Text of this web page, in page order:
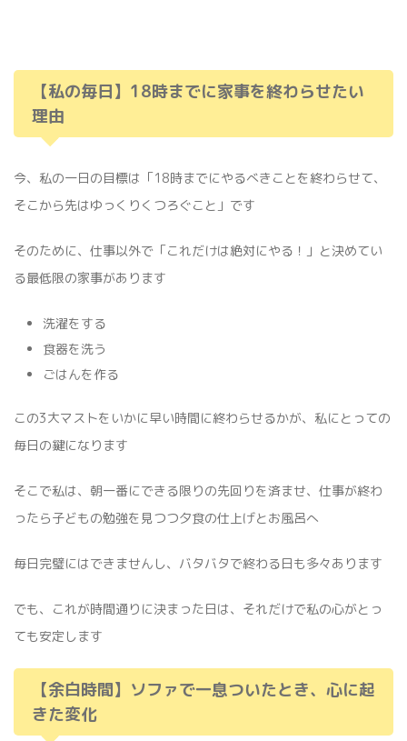
【私の毎日】18時までに家事を終わらせたい
理由
今、私の一日の目標は「18時までにやるべきことを終わらせて、
そこから先はゆっくりくつろぐこと」です
そのために、仕事以外で「これだけは絶対にやる！」と決めてい
る最低限の家事があります
洗濯をする
食器を洗う
ごはんを作る
この3大マストをいかに早い時間に終わらせるかが、私にとっての
毎日の鍵になります
そこで私は、朝一番にできる限りの先回りを済ませ、仕事が終わ
ったら子どもの勉強を見つつ夕食の仕上げとお風呂へ
毎日完璧にはできませんし、バタバタで終わる日も多々あります
でも、これが時間通りに決まった日は、それだけで私の心がとっ
ても安定します
【余白時間】ソファで一息ついたとき、心に起
きた変化